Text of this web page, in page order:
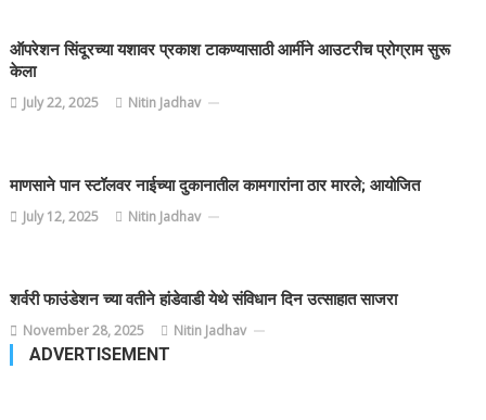
ऑपरेशन सिंदूरच्या यशावर प्रकाश टाकण्यासाठी आर्मीने आउटरीच प्रोग्राम सुरू
केला
July 22, 2025 Nitin Jadhav
माणसाने पान स्टॉलवर नाईच्या दुकानातील कामगारांना ठार मारले; आयोजित
July 12, 2025 Nitin Jadhav
शर्वरी फाउंडेशन च्या वतीने हांडेवाडी येथे संविधान दिन उत्साहात साजरा
November 28, 2025 Nitin Jadhav
ADVERTISEMENT